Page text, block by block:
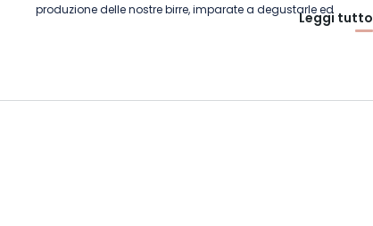
produzione delle nostre birre, imparate a degustarle edLeggi tutto